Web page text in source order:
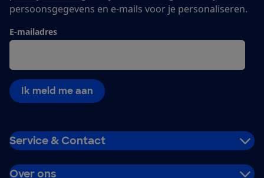
persoonsgegevens en e-mails voor je personaliseren.
E-mailadres
Ik meld me aan
Service & Contact
Over ons